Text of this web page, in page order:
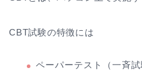
CBT試験の特徴には
ペーパーテスト（一斉